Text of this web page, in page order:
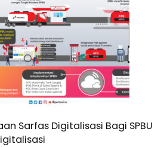
Sarfas Digitalisasi Bagi SPBU